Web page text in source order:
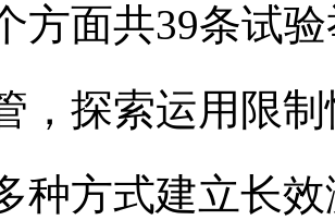
方面共39条试
，探索运用限
种方式建立长